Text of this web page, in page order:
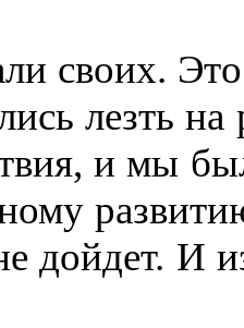
своих.
лезть
и мы
дойдет. И